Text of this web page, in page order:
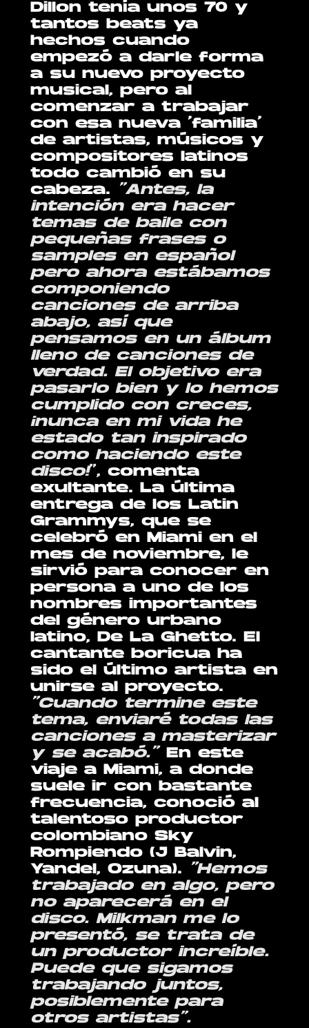
Dillon tenía unos 70 y
tantos beats ya
hechos cuando
empezó a darle forma
a su nuevo proyecto
musical, pero al
comenzar a trabajar
con esa nueva ‘familia’
de artistas, músicos y
compositores latinos
todo cambió en su
cabeza.
“Antes, la
intención era hacer
temas de baile con
pequeñas frases o
samples en español
pero ahora estábamos
componiendo
canciones de arriba
abajo, así que
pensamos en un álbum
lleno de canciones de
verdad. El objetivo era
pasarlo bien y lo hemos
cumplido con creces,
¡nunca en mi vida he
estado tan inspirado
como haciendo este
disco!”, comenta
exultante. La última
entrega de los Latin
Grammys, que se
celebró en Miami en el
mes de noviembre, le
sirvió para conocer en
persona a uno de los
nombres importantes
del género urbano
latino, De La Ghetto. El
cantante boricua ha
sido el último artista en
unirse al proyecto.
“Cuando termine este
tema, enviaré todas las
canciones a masterizar
y se acabó.” En este
viaje a Miami, a donde
suele ir con bastante
frecuencia, conoció al
talentoso productor
colombiano Sky
Rompiendo (J Balvin,
Yandel, Ozuna).
“Hemos
trabajado en algo, pero
no aparecerá en el
disco. Milkman me lo
presentó, se trata de
un productor increíble.
Puede que sigamos
trabajando juntos,
posiblemente para
otros artistas”.